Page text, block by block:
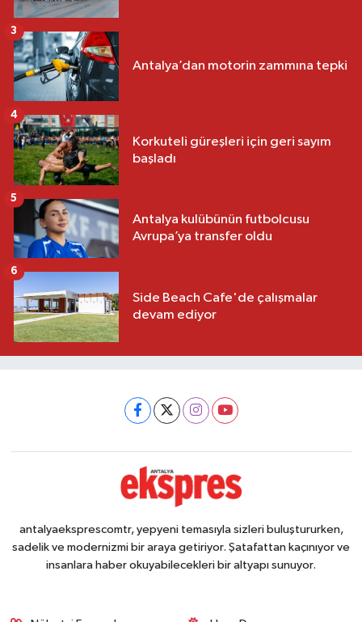
Antalya’dan motorin zammına tepki
3
Korkuteli güreşleri için geri sayım
başladı
4
Antalya kulübünün futbolcusu
Avrupa’ya transfer oldu
5
Side Beach Cafe'de çalışmalar
devam ediyor
6
antalyaeksprescomtr, yepyeni temasıyla sizleri buluştururken,
sadelik ve modernizmi bir araya getiriyor. Şatafattan kaçınıyor ve
insanlara haber okuyabilecekleri bir altyapı sunuyor.